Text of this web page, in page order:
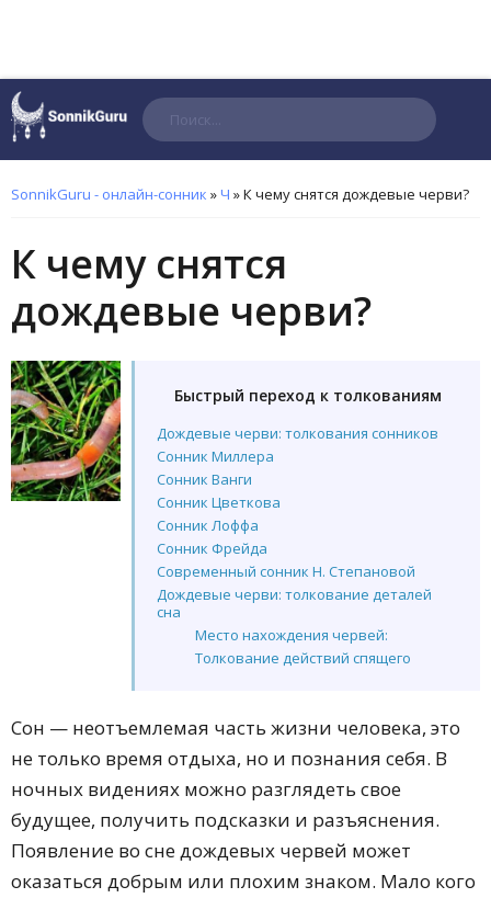
Поиск
SonnikGuru - онлайн-сонник »Ч »К чему снятся дождевые черви?
К чему снятся
дождевые черви?
Быстрый переход к толкованиям
Дождевые черви: толкования сонников
Сонник Миллера
Сонник Ванги
Сонник Цветкова
Сонник Лоффа
Сонник Фрейда
Современный сонник Н. Степановой
Дождевые черви: толкование деталей
сна
Место нахождения червей:
Толкование действий спящего
Сон — неотъемлемая часть жизни человека, это
не только время отдыха, но и познания себя. В
ночных видениях можно разглядеть свое
будущее, получить подсказки и разъяснения.
Появление во сне дождевых червей может
оказаться добрым или плохим знаком. Мало кого